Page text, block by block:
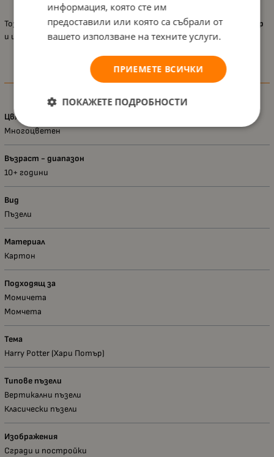
Този пъзел е чудесен подарък за всеки почитател наХари Потър
и ще внесе нотка от магията на Хогуортс във всеки дом.
Характеристики
Цвят
Многоцветен
Възраст - диапазон
10+ години
Вид
Пъзели
Материал
Картон
Подходящ за
Момичета
Момчета
Тема
Harry Potter (Хари Потър)
Типове пъзели
Вертикални пъзели
Класически пъзели
Изображения
Сгради и постройки
информация, която сте им
предоставили или която са събрали от
вашето използване на техните услуги.
ПРИЕМЕТЕ ВСИЧКИ
ПОКАЖЕТЕ ПОДРОБНОСТИ